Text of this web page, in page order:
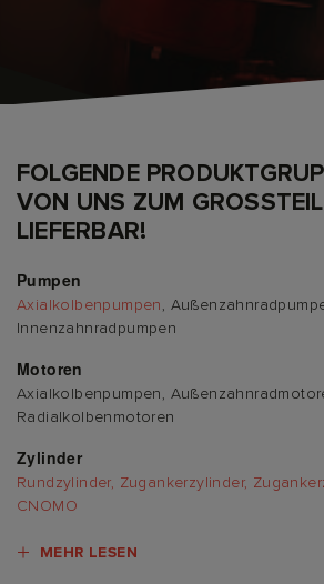
FOLGENDE
VON UNS ZUM GROSSTEIL
IEFERBAR!
Pumpen
Axialkolbenpumpen,
Innenzahnradpumpen
Motoren
Axialkolbenpumpen,
Radialkolbenmotoren
Zylinder
Rundzylinder, Zugankerzylinder,
CNOMO
MEHR LESEN